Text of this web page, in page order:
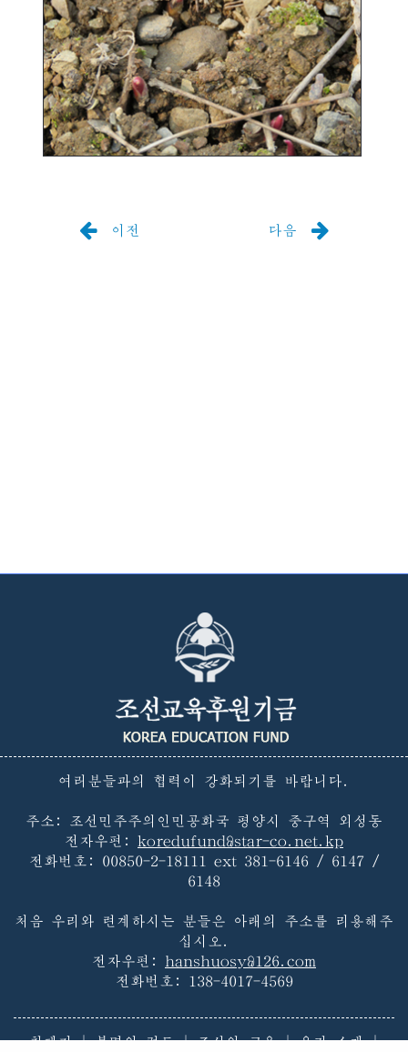
이전 다음
여러분들과의 협력이 강화되기를 바랍니다.
주소: 조선민주주의인민공화국 평양시 중구역 외성동
전자우편: koredufund@star-co.net.kp
전화번호:
00850-2-18111 ext 381-6146 / 6147 /
6148
처음 우리와 련계하시는 분들은 아래의 주소를 리용해주
십시오.
전자우편: hanshuosy@126.com
전화번호: 138-4017-4569
첫페지|불멸의 령도|조선의 교육|우리 소개|